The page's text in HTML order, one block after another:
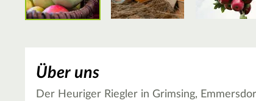
Über uns
Der Heuriger Riegler in Grimsing,